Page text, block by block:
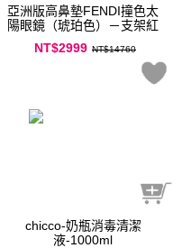
亞洲版高鼻墊FENDI撞色太
陽眼鏡（琥珀色）－支架紅
NT$2999 NT$14760
chicco-奶瓶消毒清潔
液-1000ml